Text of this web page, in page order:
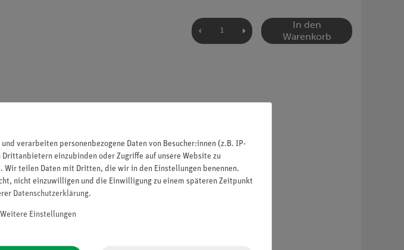
In den
Warenkorb
verarbeiten personenbezogene Daten von Besucher:innen (z.B. IP-
einzubinden oder Zugriffe auf unsere Website zu
teilen Daten mit Dritten, die wir in den Einstellungen benennen.
nicht einzuwilligen und die Einwilligung zu einem späteren Zeitpunkt
Daten­schutz­erklärung.
Weitere Einstellungen